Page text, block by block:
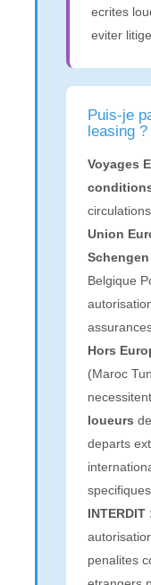
ecrites
eviter
Puis-je
leasing ?
Voyages
Union
Schengen
Belgique
Hors
(Maroc
necessitent
loueurs
departs
INTERDIT
penalites